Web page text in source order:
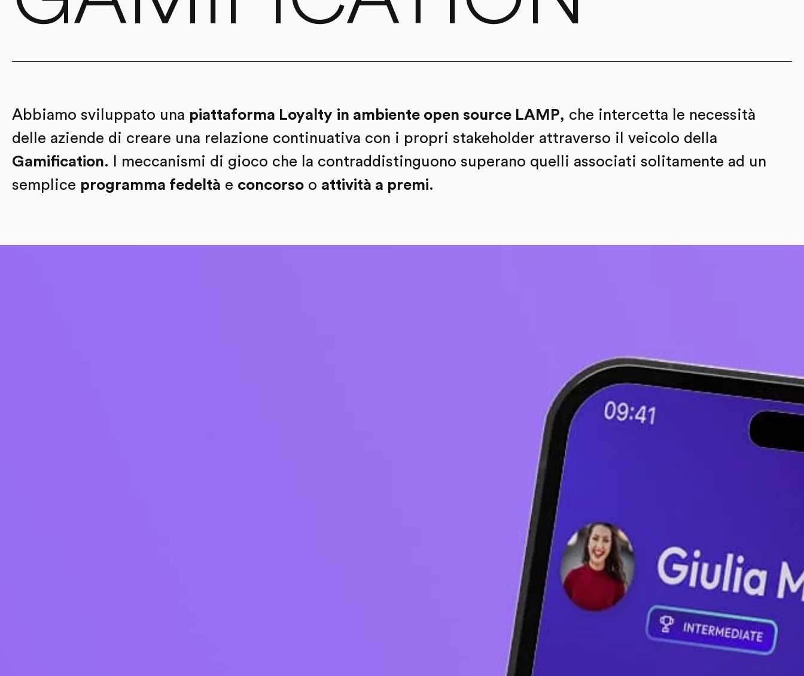
Abbiamo sviluppato una piattaforma Loyalty in ambiente open source LAMP, che intercetta le necessità
delle aziende di creare una relazione continuativa con i propri stakeholder attraverso il veicolo della
Gamification. I meccanismi di gioco che la contraddistinguono superano quelli associati solitamente ad un
semplice programma fedeltà e concorso o attività a premi.